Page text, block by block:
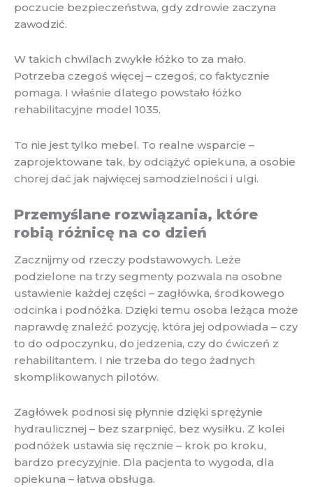
poczucie bezpieczeństwa, gdy zdrowie zaczyna
zawodzić.
W takich chwilach zwykłe łóżko to za mało.
Potrzeba czegoś więcej – czegoś, co faktycznie
pomaga. I właśnie dlatego powstało łóżko
rehabilitacyjne model 1035.
To nie jest tylko mebel. To realne wsparcie –
zaprojektowane tak, by odciążyć opiekuna, a osobie
chorej dać jak najwięcej samodzielności i ulgi.
Przemyślane rozwiązania, które
robią różnicę na co dzień
Zacznijmy od rzeczy podstawowych. Leże
podzielone na trzy segmenty pozwala na osobne
ustawienie każdej części – zagłówka, środkowego
odcinka i podnóżka. Dzięki temu osoba leżąca może
naprawdę znaleźć pozycję, która jej odpowiada – czy
to do odpoczynku, do jedzenia, czy do ćwiczeń z
rehabilitantem. I nie trzeba do tego żadnych
skomplikowanych pilotów.
Zagłówek podnosi się płynnie dzięki sprężynie
hydraulicznej – bez szarpnięć, bez wysiłku. Z kolei
podnóżek ustawia się ręcznie – krok po kroku,
bardzo precyzyjnie. Dla pacjenta to wygoda, dla
opiekuna – łatwa obsługa.